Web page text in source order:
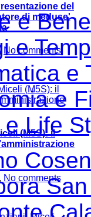
del
di meduse'
No comments
(M5S): il
No comments
e
e
e
e
Life